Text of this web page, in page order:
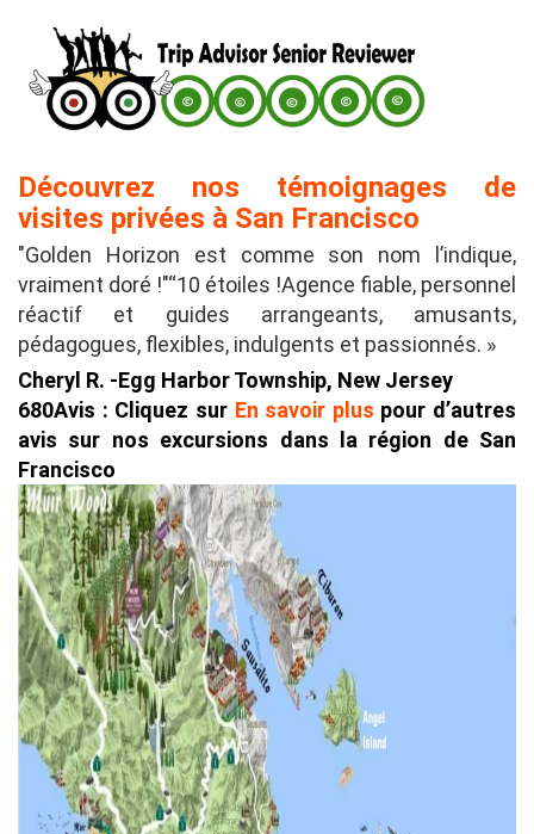
Découvrez nos témoignages de
visites privées à San Francisco
"Golden Horizon est comme son nom l’indique,
vraiment doré !"“10 étoiles !Agence fiable, personnel
réactif et guides arrangeants, amusants,
pédagogues, flexibles, indulgents et passionnés. »
Cheryl R. -Egg Harbor Township, New Jersey
680Avis : Cliquez sur En savoir plus pour d’autres
avis sur nos excursions dans la région de San
Francisco